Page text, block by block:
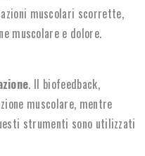
muscolari scorrette,
muscolare e dolore.
. Il biofeedback,
muscolare, mentre
strumenti sono utilizzati